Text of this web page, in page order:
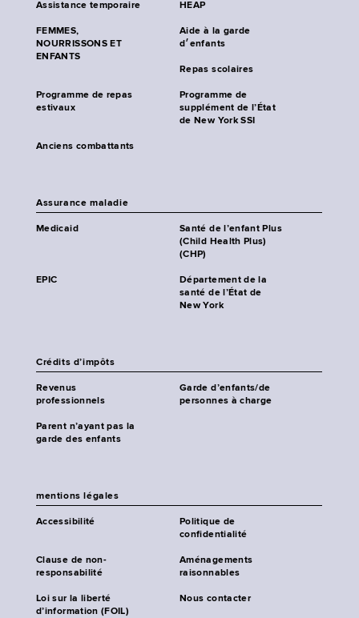
Assistance temporaire HEAP
FEMMES,
NOURRISSONS ET
ENFANTS
Aide à la garde
d׳enfants
Repas scolaires
Programme de repas
estivaux
Programme de
supplément de l’État
de New York SSI
Anciens combattants
Assurance maladie
Medicaid
Santé de l’enfant Plus
(Child Health Plus)
(CHP)
EPIC
Département de la
santé de l’État de
New York
Crédits d’impôts
Revenus
professionnels
Garde d’enfants/de
personnes à charge
Parent n’ayant pas la
garde des enfants
mentions légales
Accessibilité
Politique de
confidentialité
Clause de non-
responsabilité
Aménagements
raisonnables
Loi sur la liberté
d’information (FOIL)
Nous contacter